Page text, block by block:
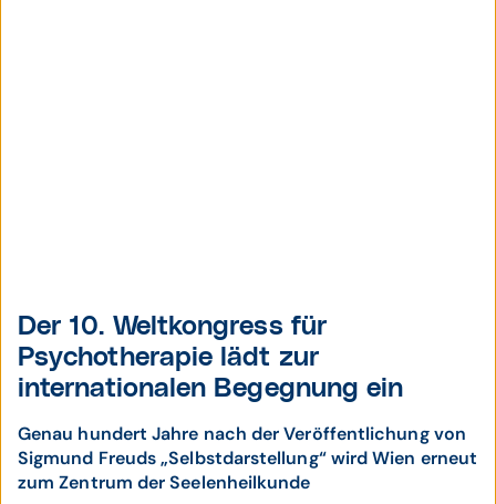
Der 10. Weltkongress für
Psychotherapie lädt zur
internationalen Begegnung ein
Genau hundert Jahre nach der Veröffentlichung von
Sigmund Freuds „Selbstdarstellung“ wird Wien erneut
zum Zentrum der Seelenheilkunde